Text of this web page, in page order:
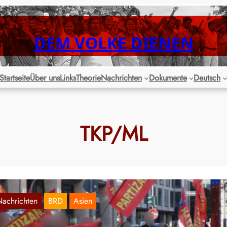
DEM VOLKE DIENEN
StartseiteÜber unsLinksTheorieNachrichten Dokumente Deutsch
TKP/ML
BRD Asien